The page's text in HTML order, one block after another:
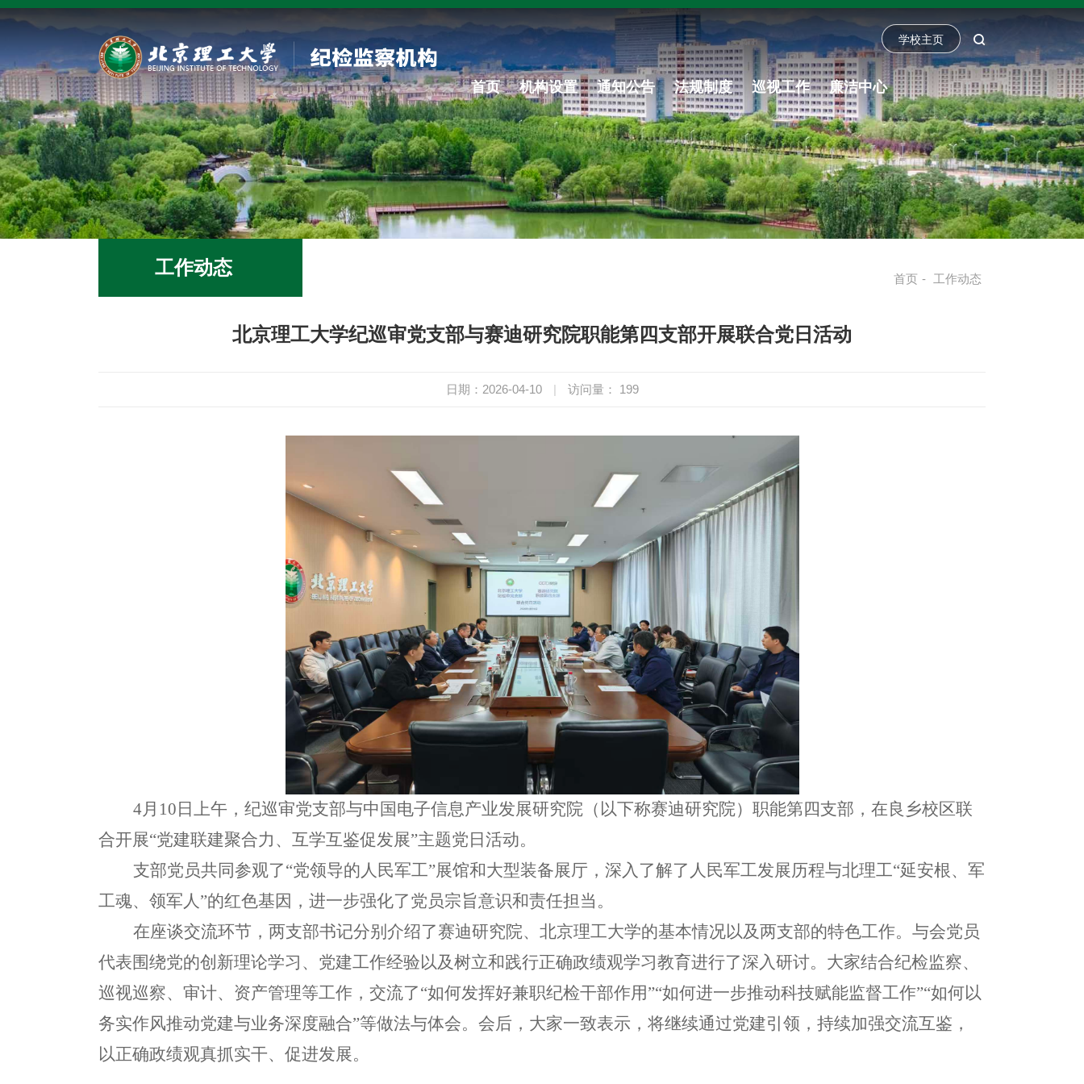
学校主页
首页 机构设置 通知公告 法规制度 巡视工作 廉洁中心
工作动态
首页 - 工作动态
北京理工大学纪巡审党支部与赛迪研究院职能第四支部开展联合党日活动
日期：2026-04-10 | 访问量： 199
4月10日上午，纪巡审党支部与中国电子信息产业发展研究院（以下称赛迪研究院）职能第四支部，在良乡校区联
合开展“党建联建聚合力、互学互鉴促发展”主题党日活动。
支部党员共同参观了“党领导的人民军工”展馆和大型装备展厅，深入了解了 人民军工发展历程与北理工“延安根、军
工魂、领军人”的红色基因 ，进一步强化了党员宗旨意识和责任担当。
在座谈交流环节， 两支部书记分别介绍了赛迪研究院、北京理工大学的基本情况以及两支部的特色工作。与会党员
代表围绕党的创新理论学习、党建工作经验以及树立和践行正确政绩观学习教育进行了深入研讨。大家结合纪检监察、
巡视巡察、审计、资产管理等工作，交流了“如何发挥好兼职纪检干部作用”“如何进一步推动科技赋能监督工作”“如何以
务实作风推动党建与业务深度融合”等做法与体会。会后 ， 大家一致表示 ，将继续通过党建引领， 持续加强交流互鉴 ，
以正确政绩观真抓实干、 促进发展。